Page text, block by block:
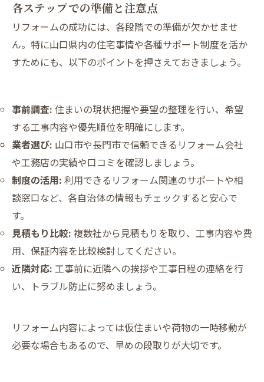
各ステップでの準備と注意点
リフォームの成功には、各段階での準備が欠かせませ
ん。特に山口県内の住宅事情や各種サポート制度を活か
すためにも、以下のポイントを押さえておきましょう。
事前調査: 住まいの現状把握や要望の整理を行い、希望
する工事内容や優先順位を明確にします。
業者選び: 山口市や長門市で信頼できるリフォーム会社
や工務店の実績や口コミを確認しましょう。
制度の活用: 利用できるリフォーム関連のサポートや相
談窓口など、各自治体の情報もチェックすると安心で
す。
見積もり比較: 複数社から見積もりを取り、工事内容や費
用、保証内容を比較検討してください。
近隣対応: 工事前に近隣への挨拶や工事日程の連絡を行
い、トラブル防止に努めましょう。
リフォーム内容によっては仮住まいや荷物の一時移動が
必要な場合もあるので、早めの段取りが大切です。